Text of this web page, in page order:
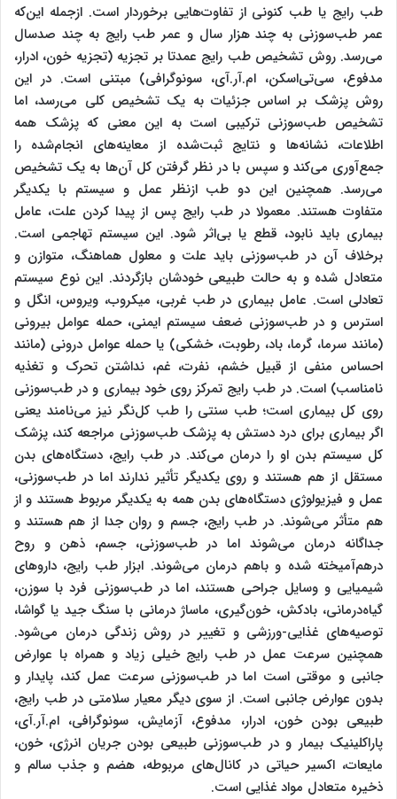
طب رایج یا طب کنونی از تفاوت‌هایی برخوردار است. ازجمله این‌که
عمر طب‌سوزنی به چند هزار سال و عمر طب رایج به چند صدسال
می‌رسد. روش تشخیص طب رایج عمدتا بر تجزیه (تجزیه خون، ادرار،
مدفوع، سی‌تی‌اسکن، ام.آر.آی، سونوگرافی) مبتنی است. در این
روش پزشک بر اساس جزئیات به یک تشخیص کلی می‌رسد، اما
تشخیص طب‌سوزنی ترکیبی است به این معنی که پزشک همه
اطلاعات، نشانه‌ها و نتایج ثبت‌شده از معاینه‌های انجام‌شده را
جمع‌آوری می‌کند و سپس با در نظر گرفتن کل آن‌ها به یک تشخیص
می‌رسد. همچنین این دو طب ازنظر عمل و سیستم با یکدیگر
متفاوت هستند. معمولا در طب رایج پس از پیدا کردن علت، عامل
بیماری باید نابود، قطع یا بی‌اثر شود. این سیستم تهاجمی است.
برخلاف آن در طب‌سوزنی باید علت و معلول هماهنگ، متوازن و
متعادل شده و به حالت طبیعی خودشان بازگردند. این نوع سیستم
تعادلی است. عامل بیماری در طب غربی، میکروب، ویروس، انگل و
استرس و در طب‌سوزنی ضعف سیستم ایمنی، حمله عوامل بیرونی
(مانند سرما، گرما، باد، رطوبت، خشکی) یا حمله عوامل درونی (مانند
احساس منفی از قبیل خشم، نفرت، غم، نداشتن تحرک و تغذیه
نامناسب) است. در طب رایج تمرکز روی خود بیماری و در طب‌سوزنی
روی کل بیماری است؛ طب سنتی را طب کل‌نگر نیز می‌نامند یعنی
اگر بیماری برای درد دستش به پزشک طب‌سوزنی مراجعه کند، پزشک
کل سیستم بدن او را درمان می‌کند. در طب رایج، دستگاه‌های بدن
مستقل از هم هستند و روی یکدیگر تأثیر ندارند اما در طب‌سوزنی،
عمل و فیزیولوژی دستگاه‌های بدن همه به یکدیگر مربوط هستند و از
هم متأثر می‌شوند. در طب رایج، جسم و روان جدا از هم هستند و
جداگانه درمان می‌شوند اما در طب‌سوزنی، جسم، ذهن و روح
درهم‌آمیخته شده و باهم درمان می‌شوند. ابزار طب رایج، داروهای
شیمیایی و وسایل جراحی هستند، اما در طب‌سوزنی فرد با سوزن،
گیاه‌درمانی، بادکش، خون‌گیری، ماساژ درمانی با سنگ جید یا گواشا،
توصیه‌های غذایی-ورزشی و تغییر در روش زندگی درمان می‌شود.
همچنین سرعت عمل در طب رایج خیلی زیاد و همراه با عوارض
جانبی و موقتی است اما در طب‌سوزنی سرعت عمل کند، پایدار و
بدون عوارض جانبی است. از سوی دیگر معیار سلامتی در طب رایج،
طبیعی بودن خون، ادرار، مدفوع، آزمایش، سونوگرافی، ام.آر.آی،
پاراکلینیک بیمار و در طب‌سوزنی طبیعی بودن جریان انرژی، خون،
مایعات، اکسیر حیاتی در کانال‌های مربوطه، هضم و جذب سالم و
ذخیره متعادل مواد غذایی است.